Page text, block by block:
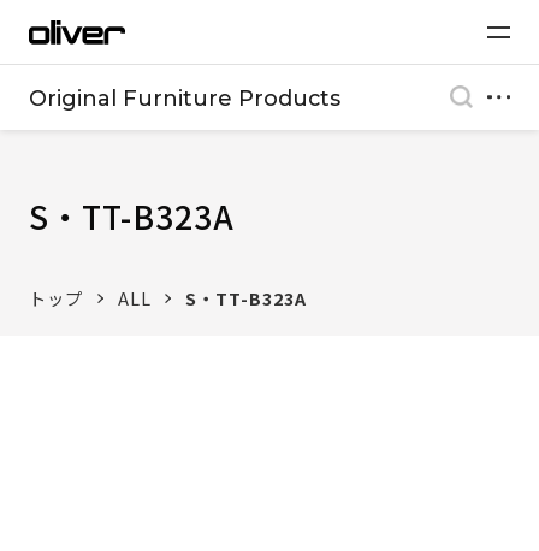
Original Furniture Products
S・TT-B323A
トップ ALL S・TT-B323A